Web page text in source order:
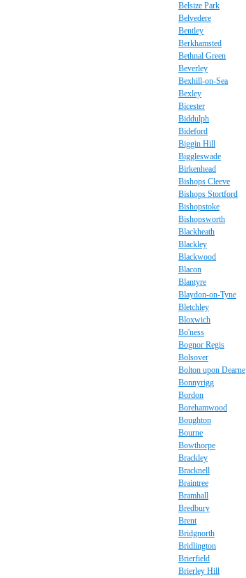
Belsize Park
Belvedere
Bentley
Berkhamsted
Bethnal Green
Beverley
Bexhill-on-Sea
Bexley
Bicester
Biddulph
Bideford
Biggin Hill
Biggleswade
Birkenhead
Bishops Cleeve
Bishops Stortford
Bishopstoke
Bishopsworth
Blackheath
Blackley
Blackwood
Blacon
Blantyre
Blaydon-on-Tyne
Bletchley
Bloxwich
Bo'ness
Bognor Regis
Bolsover
Bolton upon Dearne
Bonnyrigg
Bordon
Borehamwood
Boughton
Bourne
Bowthorpe
Brackley
Bracknell
Braintree
Bramhall
Bredbury
Brent
Bridgnorth
Bridlington
Brierfield
Brierley Hill